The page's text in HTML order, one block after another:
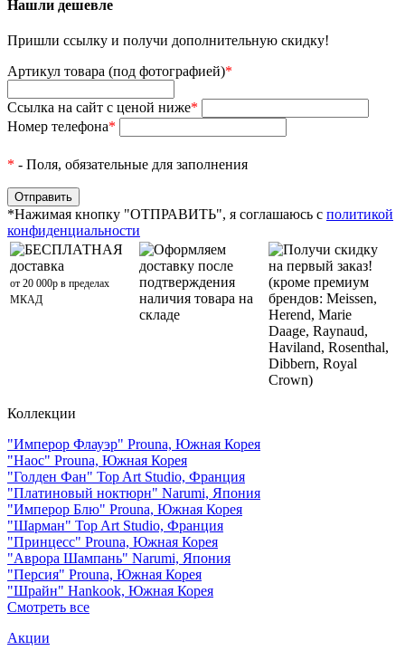
Нашли дешевле
Пришли ссылку и получи дополнительную скидку!
Артикул товара (под фотографией)*
Ссылка на сайт с ценой ниже*
Номер телефона*
* - Поля, обязательные для заполнения
*Нажимая кнопку "ОТПРАВИТЬ", я соглашаюсь с политикой
конфиденциальности
БЕСПЛАТНАЯ
доставка
от 20 000р в пределах
МКАД
Оформляем
доставку после
подтверждения
наличия товара на
складе
Получи скидку
на первый заказ!
(кроме премиум
брендов: Meissen,
Herend, Marie
Daage, Raynaud,
Haviland, Rosenthal,
Dibbern, Royal
Crown)
Коллекции
"Имперор Флауэр" Prouna, Южная Корея
"Наос" Prouna, Южная Корея
"Голден Фан" Top Art Studio, Франция
"Платиновый ноктюрн" Narumi, Япония
"Имперор Блю" Prouna, Южная Корея
"Шарман" Top Art Studio, Франция
"Принцесс" Prouna, Южная Корея
"Аврора Шампань" Narumi, Япония
"Персия" Prouna, Южная Корея
"Шрайн" Hankook, Южная Корея
Смотреть все
Акции